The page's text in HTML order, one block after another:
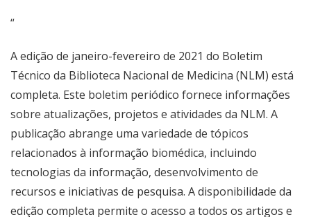
“
A edição de janeiro-fevereiro de 2021 do Boletim
Técnico da Biblioteca Nacional de Medicina (NLM) está
completa. Este boletim periódico fornece informações
sobre atualizações, projetos e atividades da NLM. A
publicação abrange uma variedade de tópicos
relacionados à informação biomédica, incluindo
tecnologias da informação, desenvolvimento de
recursos e iniciativas de pesquisa. A disponibilidade da
edição completa permite o acesso a todos os artigos e